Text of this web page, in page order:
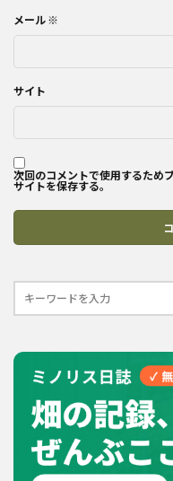
メール ※
サイト
次回のコメントで使用するため
サイトを保存する。